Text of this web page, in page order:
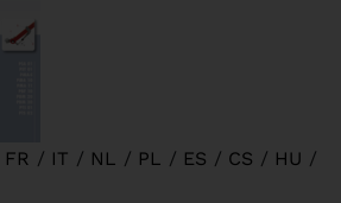
FR / IT / NL / PL / ES / CS / HU /